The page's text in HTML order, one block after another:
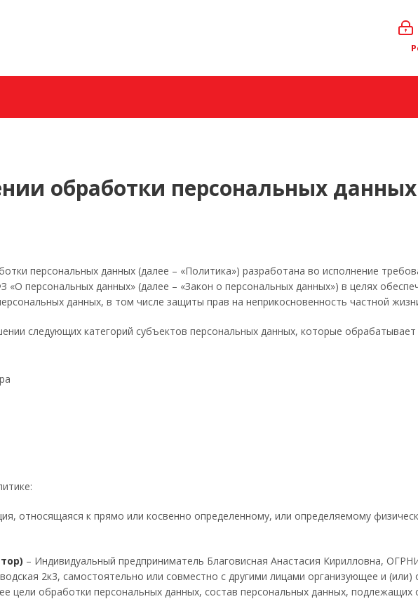
обработки персональных данных
персональных данных (далее – «Политика») разработана во исполнение
персональных данных» (далее – «Закон о персональных данных») в целях
данных, в том числе защиты прав на неприкосновенность частной
следующих категорий субъектов персональных данных, которые
относящаяся к прямо или косвенно определенному, или определяемому
– Индивидуальный предприниматель Благовисная Анастасия Кирилловна,
2к3, самостоятельно или совместно с другими лицами организующее и
цели обработки персональных данных, состав персональных данных, подлежащих